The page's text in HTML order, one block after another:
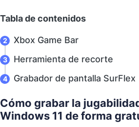
Tabla de contenidos
Xbox Game Bar
Herramienta de recorte
Grabador de pantalla SurFlex
Cómo grabar la
Windows 11 de forma